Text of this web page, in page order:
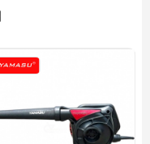
máy hút bụi Stanley...
bằng nhựa tổng hợp sử dụng ch...